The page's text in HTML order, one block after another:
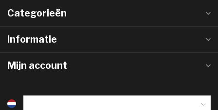
Categorieën
Informatie
Mijn account